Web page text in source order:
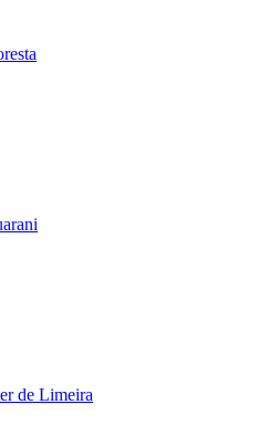
de Limeira